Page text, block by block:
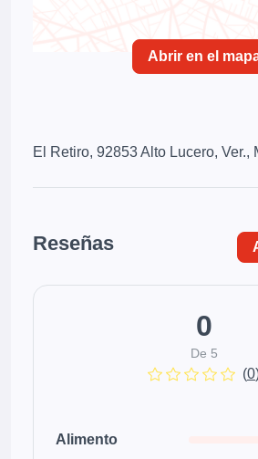
Abrir en el
El Retiro, 92853 Alto Lucero, Ver.,
Reseñas
0
De 5
(0
Alimento